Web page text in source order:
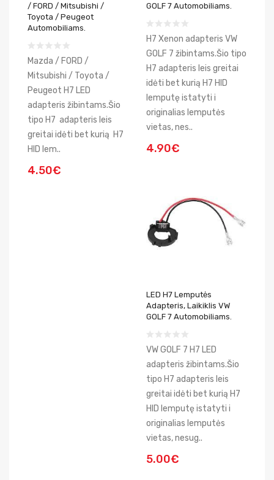
/ FORD / Mitsubishi /
Toyota / Peugeot
Automobiliams.
Mazda / FORD /
Mitsubishi / Toyota /
Peugeot H7 LED
adapteris žibintams.Šio
tipo H7 adapteris leis
greitai idėti bet kurią H7
HID lem..
4.50€
GOLF 7 Automobiliams.
H7 Xenon adapteris VW
GOLF 7 žibintams.Šio tipo
H7 adapteris leis greitai
idėti bet kurią H7 HID
lemputę istatyti i
originalias lemputės
vietas, nes..
4.90€
LED H7 Lemputės
Adapteris, Laikiklis VW
GOLF 7 Automobiliams.
VW GOLF 7 H7 LED
adapteris žibintams.Šio
tipo H7 adapteris leis
greitai idėti bet kurią H7
HID lemputę istatyti i
originalias lemputės
vietas, nesug..
5.00€